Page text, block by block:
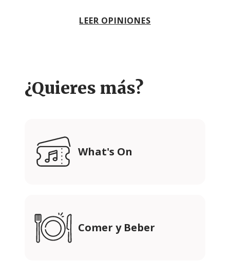
LEER OPINIONES
¿Quieres más?
What's On
Comer y Beber